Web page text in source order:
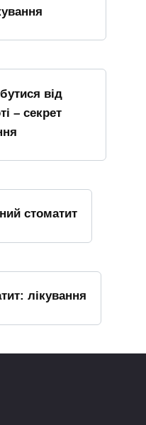
від
– секрет
стоматит
лікування